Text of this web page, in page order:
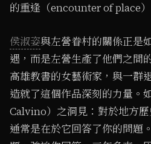
的重逢（encounter of place）
侯淑姿與左營眷村的關係正是
遇，而是左營生產了他們之間
高雄教書的女藝術家，與一群
造就了這個作品深刻的力量。
Calvino）之洞見：對於地方歷
通常是在於它回答了你的問題